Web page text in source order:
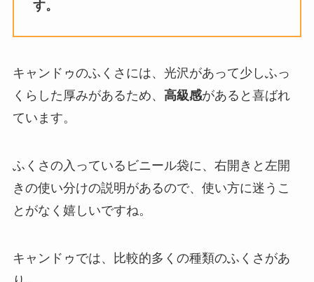
す。
キャンドゥのふくさには、光沢があって少しふっ
くらした厚みがあるため、 高級感があると喜ばれ
ています。
ふくさの入っているビニール袋に、右開きと左開
きの使い分けの説明があるので、使い方に迷うこ
とがなく嬉しいですね。
キャンドゥでは、比較的多くの種類のふくさがあ